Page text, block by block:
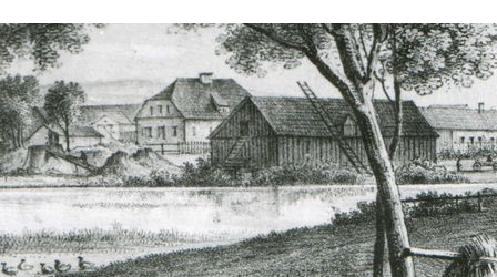
ciemną